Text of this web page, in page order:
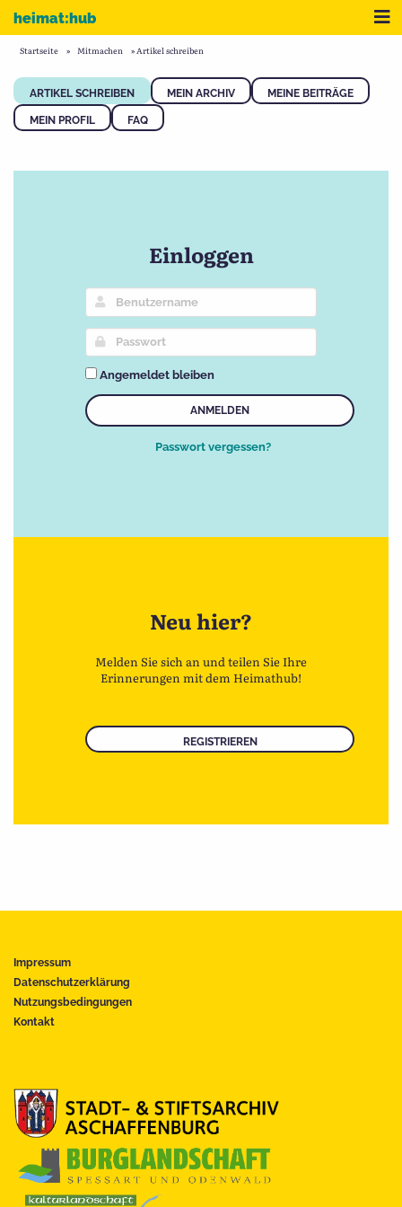
Zum Inhalt
heimat:hub
Startseite » Mitmachen »Artikel schreiben
ARTIKEL SCHREIBEN MEIN ARCHIV MEINE BEITRÄGE
MEIN PROFIL FAQ
Einloggen
Angemeldet bleiben
ANMELDEN
Passwort vergessen?
Neu hier?
Melden Sie sich an und teilen Sie Ihre
Erinnerungen mit dem Heimathub!
REGISTRIEREN
Impressum
Datenschutzerklärung
Nutzungsbedingungen
Kontakt